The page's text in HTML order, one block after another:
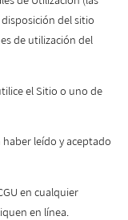
del sitio
de utilización del
el Sitio o uno de
leído y aceptado
en cualquier
en línea.